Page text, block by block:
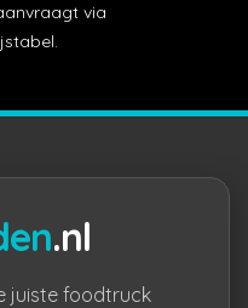
via
.nl
juiste foodtruck